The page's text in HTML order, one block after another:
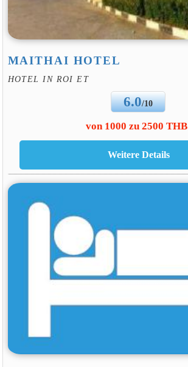
MAITHAI HOTEL
HOTEL IN ROI ET
6.0/10
von 1000 zu 2500 THB